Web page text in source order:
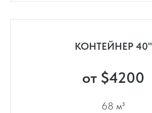
КОНТЕЙНЕР 40"
от $4200
68 м³